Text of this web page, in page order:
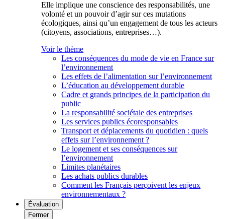
Elle implique une conscience des responsabilités, une
volonté et un pouvoir d’agir sur ces mutations
écologiques, ainsi qu’un engagement de tous les acteurs
(citoyens, associations, entreprises…).
Voir le thème
Les conséquences du mode de vie en France sur
l’environnement
Les effets de l’alimentation sur l’environnement
L’éducation au développement durable
Cadre et grands principes de la participation du
public
La responsabilité sociétale des entreprises
Les services publics écoresponsables
Transport et déplacements du quotidien : quels
effets sur l’environnement ?
Le logement et ses conséquences sur
l’environnement
Limites planétaires
Les achats publics durables
Comment les Français perçoivent les enjeux
environnementaux ?
Évaluation
Fermer